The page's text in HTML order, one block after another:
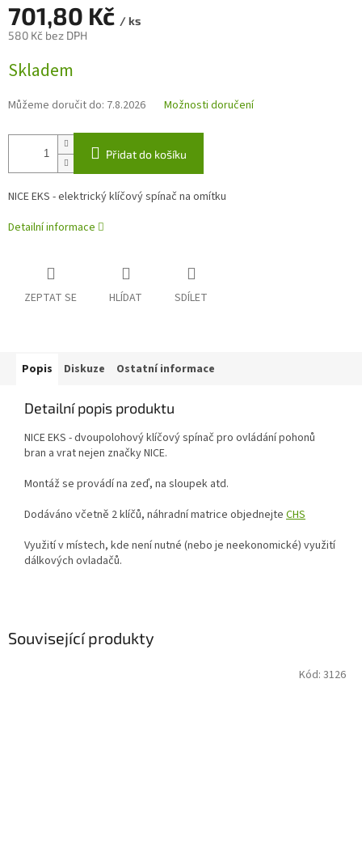
701,80 Kč / ks
580 Kč bez DPH
cena:
Skladem
Můžeme doručit do: 7.8.2026 Možnosti doručení
Přidat do košíku
NICE EKS - elektrický klíčový spínač na omítku
Detailní informace
ZEPTAT SE HLÍDAT SDÍLET
Související produkty
Kód: 3126
Popis Diskuze Ostatní informace
Detailní popis produktu
NICE EKS - dvoupolohový klíčový spínač pro ovládání pohonů
bran a vrat nejen značky NICE.
Montáž se provádí na zeď, na sloupek atd.
Dodáváno včetně 2 klíčů, náhradní matrice objednejte CHS
Využití v místech, kde není nutné (nebo je neekonomické) využití
dálkových ovladačů.